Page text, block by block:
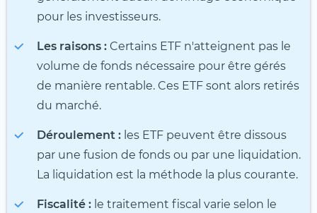
pour les investisseurs.
Les raisons : Certains ETF n'atteignent pas le
volume de fonds nécessaire pour être gérés
de manière rentable. Ces ETF sont alors retirés
du marché.
Déroulement : les ETF peuvent être dissous
par une fusion de fonds ou par une liquidation.
La liquidation est la méthode la plus courante.
Fiscalité : le traitement fiscal varie selon le